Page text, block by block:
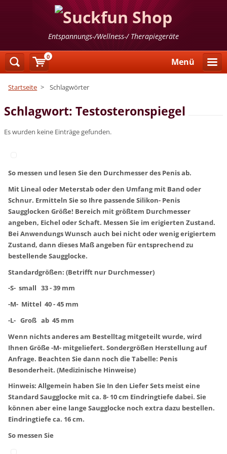
Entspannungs-/Wellness-/ Therapiegeräte
Menü
Startseite > Schlagwörter
Schlagwort: Testosteronspiegel
Es wurden keine Einträge gefunden.
So messen und lesen Sie den Durchmesser des Penis ab.
Mit Lineal oder Meterstab oder den Umfang mit Band oder
Schnur. Ermitteln Sie so Ihre passende Silikon- Penis
Saugglocken Größe! Bereich mit größtem Durchmesser
angeben, Eichel oder Schaft. Messen Sie im erigierten Zustand.
Bei Anwendungs Wunsch auch bei nicht oder wenig erigiertem
Zustand, dann dieses Maß angeben für entsprechend zu
bestellende Saugglocke.
Standardgrößen: (Betrifft nur Durchmesser)
-S- small 33 - 39 mm
-M- Mittel 40 - 45 mm
-L- Groß ab 45 mm
Wenn nichts anderes am Bestelltag mitgeteilt wurde, wird
Ihnen Größe -M- mitgeliefert. Sondergrößen Herstellung auf
Anfrage. Beachten Sie dann noch die Tabelle: Penis
Besonderheit. (Medizinische Hinweise)
Hinweis: Allgemein haben Sie In den Liefer Sets meist eine
Standard Saugglocke mit ca. 8- 10 cm Eindringtiefe dabei. Sie
können aber eine lange Saugglocke noch extra dazu bestellen.
Eindringtiefe ca. 16 cm.
So messen Sie
0